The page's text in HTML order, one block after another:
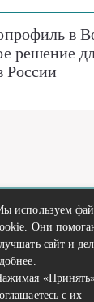
в
решение
России
используем
Они
сайт и
с их